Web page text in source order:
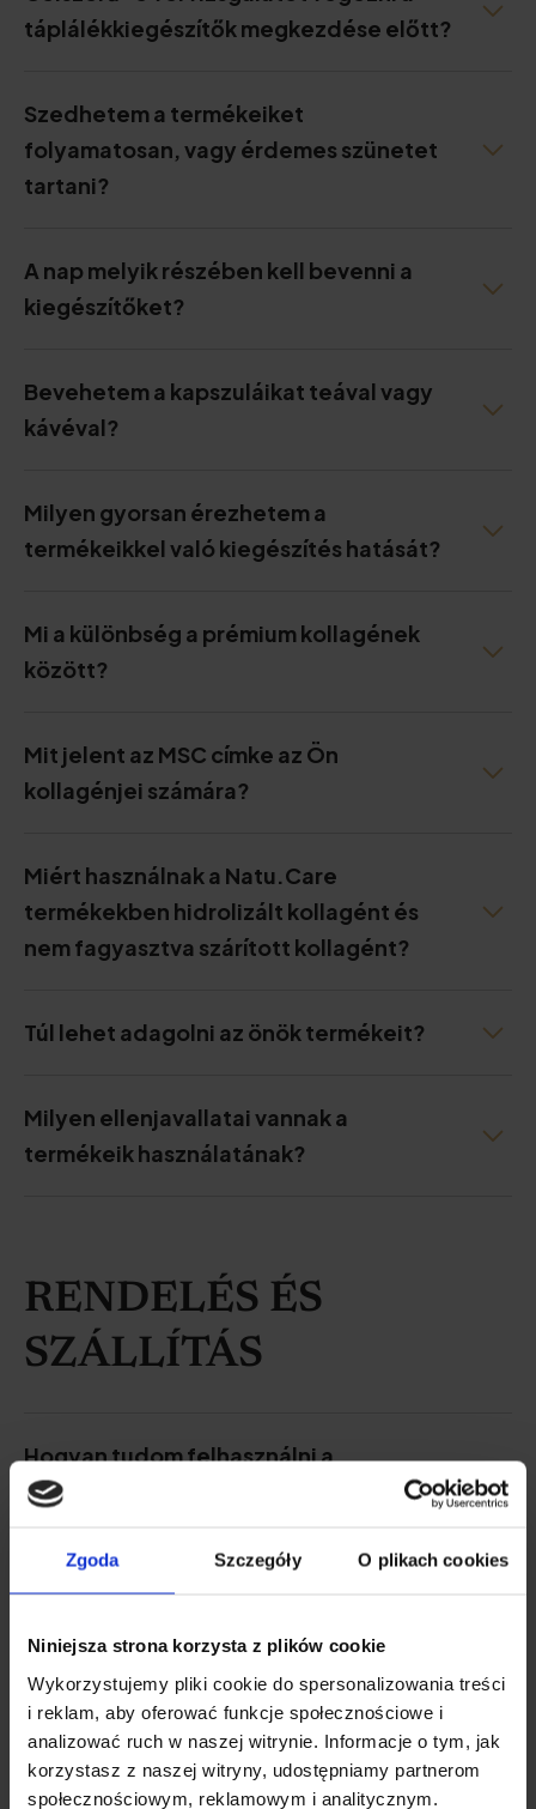
Zgoda Szczegóły O plikach cookies
Niniejsza strona korzysta z plików cookie
Wykorzystujemy pliki cookie do spersonalizowania treści
i reklam, aby oferować funkcje społecznościowe i
analizować ruch w naszej witrynie. Informacje o tym, jak
korzystasz z naszej witryny, udostępniamy partnerom
społecznościowym, reklamowym i analitycznym.
táplálékkiegészítők megkezdése előtt?
Szedhetem a termékeiket
folyamatosan, vagy érdemes szünetet
tartani?
A nap melyik részében kell bevenni a
kiegészítőket?
Bevehetem a kapszuláikat teával vagy
kávéval?
Milyen gyorsan érezhetem a
termékeikkel való kiegészítés hatását?
Mi a különbség a prémium kollagének
között?
Mit jelent az MSC címke az Ön
kollagénjei számára?
Miért használnak a Natu.Care
termékekben hidrolizált kollagént és
nem fagyasztva szárított kollagént?
Túl lehet adagolni az önök termékeit?
Milyen ellenjavallatai vannak a
termékeik használatának?
RENDELÉS ÉS
SZÁLLÍTÁS
Hogyan tudom felhasználni a
kedvezményes kódomat?
Milyen termékekre vonatkozik a
A kedvezménykód csak egyszeri
vásárlásra érvényes, vagy előfizetéses
vásárlásra is? (Hírlevél feliratkozás)